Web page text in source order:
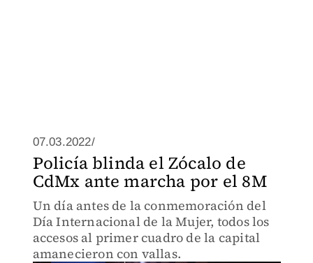
07.03.2022/
Policía blinda el Zócalo de
CdMx ante marcha por el 8M
Un día antes de la conmemoración del
Día Internacional de la Mujer, todos los
accesos al primer cuadro de la capital
amanecieron con vallas.